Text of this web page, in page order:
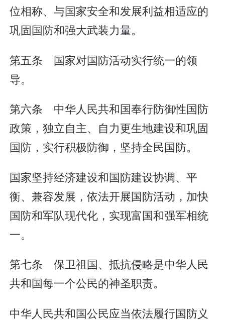
位相称、与国家安全和发展利益相适应的
巩固国防和强大武装力量。
第五条 国家对国防活动实行统一的领
导。
第六条 中华人民共和国奉行防御性国防
政策，独立自主、自力更生地建设和巩固
国防，实行积极防御，坚持全民国防。
国家坚持经济建设和国防建设协调、平
衡、兼容发展，依法开展国防活动，加快
国防和军队现代化，实现富国和强军相统
一。
第七条 保卫祖国、抵抗侵略是中华人民
共和国每一个公民的神圣职责。
中华人民共和国公民应当依法履行国防义